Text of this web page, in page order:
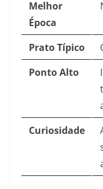
Melhor
Época
Prato Típico
Ponto Alto
Curiosidade